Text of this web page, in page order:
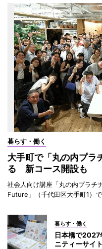
暮らす・働く
大手町で「丸の内プラ
る 新コース開設も
社会人向け講座「丸の内プラチ
Future」（千代田区大手町1）で
暮らす・働く
日本橋で
ニティーサイ